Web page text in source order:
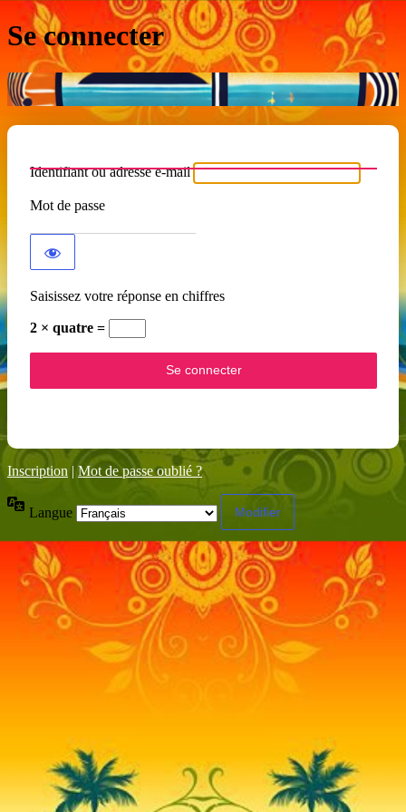
Se connecter
Identifiant ou adresse e-mail
Mot de passe
Saisissez votre réponse en chiffres
2 × quatre =
Inscription | Mot de passe oublié ?
Langue